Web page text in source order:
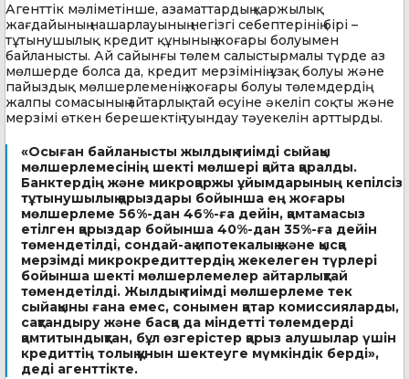
Агенттік мәліметінше, азаматтардың қаржылық
жағдайының нашарлауының негізгі себептерінің бірі –
тұтынушылық кредит құнының жоғары болуымен
байланысты. Ай сайынғы төлем салыстырмалы түрде аз
мөлшерде болса да, кредит мерзімінің ұзақ болуы және
пайыздық мөлшерлеменің жоғары болуы төлемдердің
жалпы сомасының айтарлықтай өсуіне әкеліп соқты және
мерзімі өткен берешектің туындау тәуекелін арттырды.
«Осыған байланысты жылдық тиімді сыйақы
мөлшерлемесінің шекті мөлшері қайта қаралды.
Банктердің және микроқаржы ұйымдарының кепілсіз
тұтынушылық қарыздары бойынша ең жоғары
мөлшерлеме 56%-дан 46%-ға дейін, қамтамасыз
етілген қарыздар бойынша 40%-дан 35%-ға дейін
төмендетілді, сондай-ақ ипотекалық және қысқа
мерзімді микрокредиттердің жекелеген түрлері
бойынша шекті мөлшерлемелер айтарлықтай
төмендетілді. Жылдық тиімді мөлшерлеме тек
сыйақыны ғана емес, сонымен қатар комиссияларды,
сақтандыру және басқа да міндетті төлемдерді
қамтитындықтан, бұл өзгерістер қарыз алушылар үшін
кредиттің толық құнын шектеуге мүмкіндік берді»,
деді агенттікте.